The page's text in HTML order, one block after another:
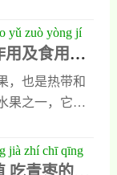
平时人们多吃
体
减肥降脂减肥
，这种低脂低
快人体内多余
们把它晒干以
它泡水喝，能
它们除了诱人
外，还有多种
小编就对它们
青枣的功效与
为青枣中含有
yǔ zuò yòng jí
用及食用方
，也是热带和
果之一，它营
量元素，是很
水果。青枣不
jià zhí chī qīng
xiē